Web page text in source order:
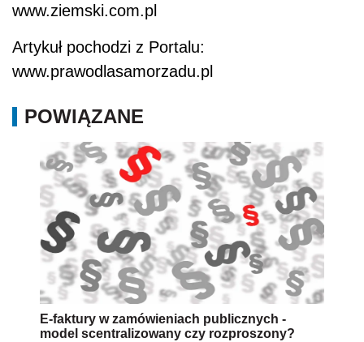
www.ziemski.com.pl
Artykuł pochodzi z Portalu:
www.prawodlasamorzadu.pl
POWIĄZANE
E-faktury w zamówieniach publicznych -
model scentralizowany czy rozproszony?